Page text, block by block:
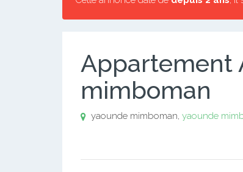
Appartement
mimboman
yaounde mimboman, yaounde